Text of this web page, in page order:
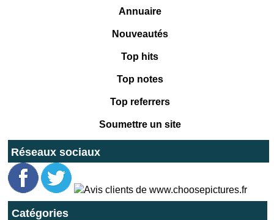
Annuaire
Nouveautés
Top hits
Top notes
Top referrers
Soumettre un site
Réseaux sociaux
Catégories